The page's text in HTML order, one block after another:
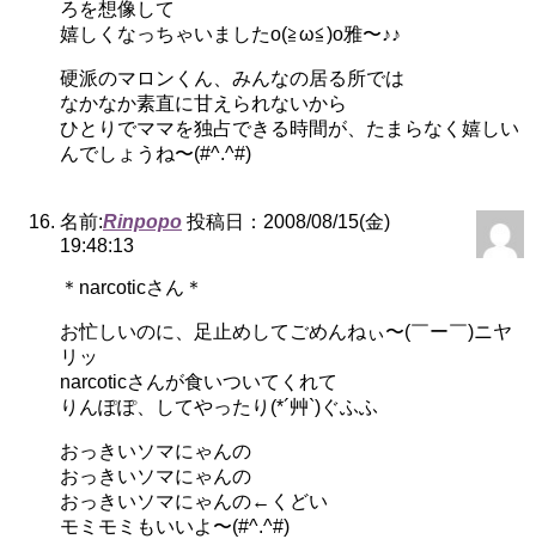
ろを想像して
嬉しくなっちゃいましたo(≧ω≦)o雅〜♪♪
硬派のマロンくん、みんなの居る所では
なかなか素直に甘えられないから
ひとりでママを独占できる時間が、たまらなく嬉しい
んでしょうね〜(#^.^#)
名前:Rinpopo 投稿日：2008/08/15(金)
19:48:13
＊narcoticさん＊
お忙しいのに、足止めしてごめんねぃ〜(￣ー￣)ニヤ
リッ
narcoticさんが食いついてくれて
りんぽぽ、してやったり(*´艸`)ぐふふ
おっきいソマにゃんの
おっきいソマにゃんの
おっきいソマにゃんの←くどい
モミモミもいいよ〜(#^.^#)